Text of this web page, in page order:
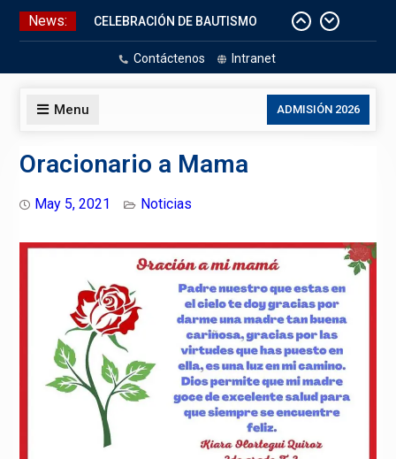
Skip
News:
CELEBRACIÓN DE BAUTISMO
Pizarras Inteligentes
Laboratorios de Cómputo
Contáctenos Intranet
Menu ADMISIÓN 2026
Oracionario a Mama
May 5, 2021 Noticias